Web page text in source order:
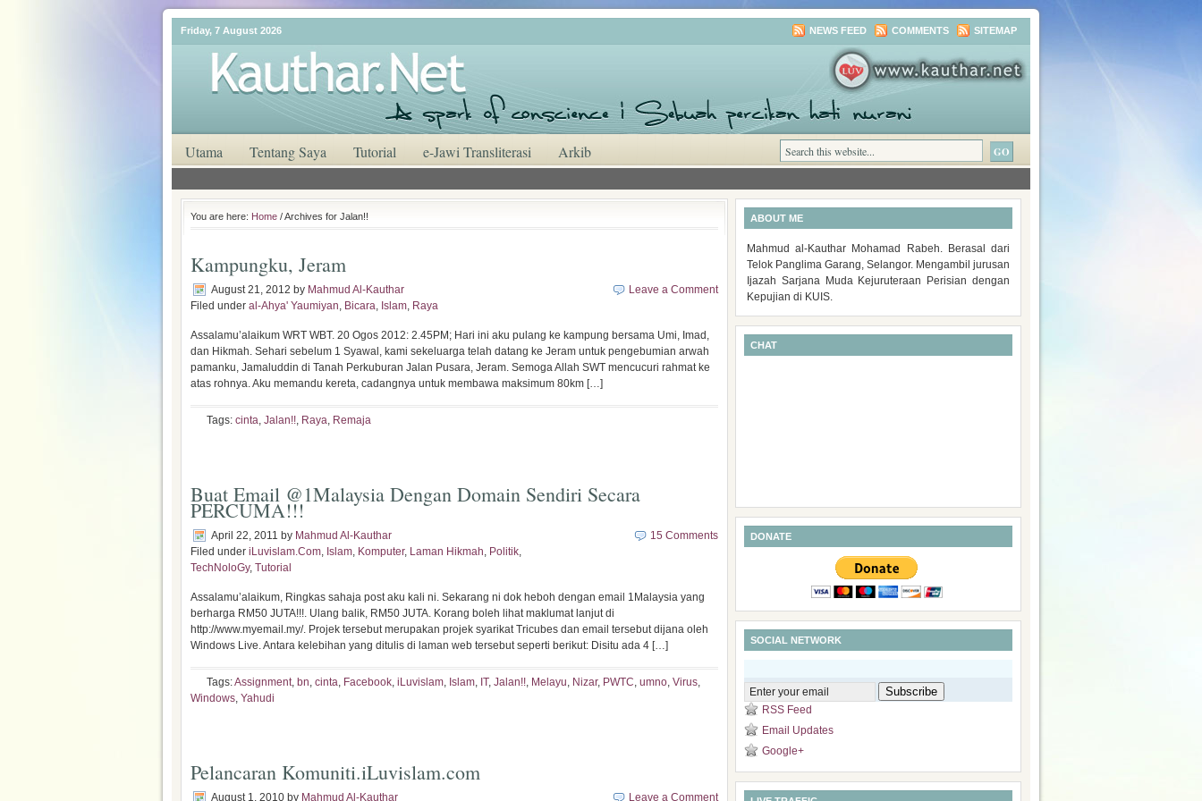
Friday, 7 August 2026 NEWS FEED COMMENTS SITEMAP
Utama Tentang Saya Tutorial e-Jawi Transliterasi Arkib
You are here: Home / Archives for Jalan!!
Kampungku, Jeram
August 21, 2012 by Mahmud Al-Kauthar
Filed under al-Ahya' Yaumiyan, Bicara, Islam, Raya
Leave a Comment
Assalamu’alaikum WRT WBT. 20 Ogos 2012: 2.45PM; Hari ini aku pulang ke kampung bersama Umi, Imad,
dan Hikmah. Sehari sebelum 1 Syawal, kami sekeluarga telah datang ke Jeram untuk pengebumian arwah
pamanku, Jamaluddin di Tanah Perkuburan Jalan Pusara, Jeram. Semoga Allah SWT mencucuri rahmat ke
atas rohnya. Aku memandu kereta, cadangnya untuk membawa maksimum 80km […]
Tags: cinta, Jalan!!, Raya, Remaja
Buat Email @1Malaysia Dengan Domain Sendiri Secara
PERCUMA!!!
April 22, 2011 by Mahmud Al-Kauthar
Filed under iLuvislam.Com, Islam, Komputer, Laman Hikmah, Politik,
TechNoloGy, Tutorial
15 Comments
Assalamu’alaikum, Ringkas sahaja post aku kali ni. Sekarang ni dok heboh dengan email 1Malaysia yang
berharga RM50 JUTA!!!. Ulang balik, RM50 JUTA. Korang boleh lihat maklumat lanjut di
http://www.myemail.my/. Projek tersebut merupakan projek syarikat Tricubes dan email tersebut dijana oleh
Windows Live. Antara kelebihan yang ditulis di laman web tersebut seperti berikut: Disitu ada 4 […]
Tags:Assignment, bn, cinta, Facebook, iLuvislam, Islam, IT, Jalan!!, Melayu, Nizar, PWTC, umno, Virus,
Windows, Yahudi
Pelancaran Komuniti.iLuvislam.com
August 1, 2010 by Mahmud Al-Kauthar Leave a Comment
ABOUT ME
Mahmud al-Kauthar Mohamad Rabeh. Berasal dari
Telok Panglima Garang, Selangor. Mengambil jurusan
Ijazah Sarjana Muda Kejuruteraan Perisian dengan
Kepujian di KUIS.
CHAT
DONATE
SOCIAL NETWORK
RSS Feed
Email Updates
Google+